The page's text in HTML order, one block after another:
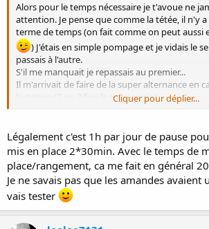
Alors pour le temps nécessaire je t'avoue ne
attention. Je pense que comme la tétée, il n'y
terme de temps (on fait comme on peut
) J'étais en simple pompage et je vidais le
passais à l'autre.
S'il me manquait je repassais au premier...
Il m'arrivait de faire de la super alternance en
lactation (2 ou 3 fois le même sein).
bonnes odeurs de mon petit, je lisais,... Et.... Je
forum
Bref tout pour pas trop regarder les
les 3 minutes.. .
Côté alimentation je buvais des tisanes
fenugrec en comprimé, mangeais des amandes
une baisse. Le meilleur stimuli est bien sûr
Cliquer pour déplier...
Légalement c'est 1h par jour de pause
mis en place 2*30min. Avec le temps de
place/rangement, ca me fait en général
Je ne savais pas que les amandes avaient
vais tester